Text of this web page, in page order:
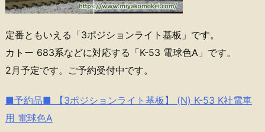
定番ともいえる「3ポジションライト基板」です。
カトー 683系などに対応する「K-53 電球色A」です。
2月予定です。ご予約受付中です。
■予約品■ 【3ポジションライト基板】 (N) K-53 K社電車
用 電球色A